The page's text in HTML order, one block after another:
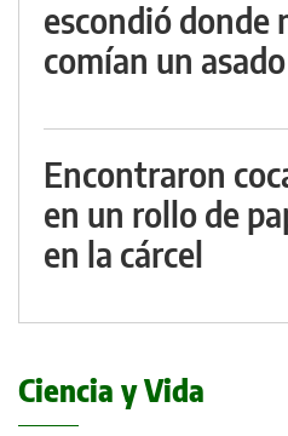
escondió donde
comían un asado
Encontraron
en un rollo de
en la cárcel
Ciencia y Vida